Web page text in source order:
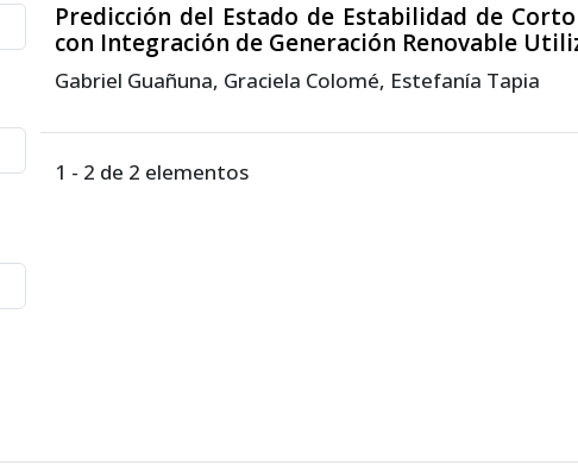
Predicción del Estado de Estabilidad de
con Integración de Generación Renovable
Gabriel Guañuna, Graciela Colomé, Estefanía Tapia
1 - 2 de 2 elementos